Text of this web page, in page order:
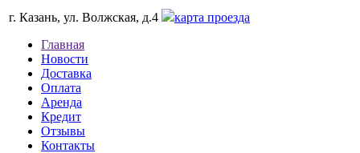
г. Казань, ул. Волжская, д.4
карта проезда
Главная
Новости
Доставка
Оплата
Аренда
Кредит
Отзывы
Контакты